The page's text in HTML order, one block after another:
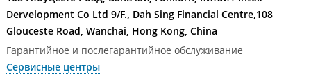
Dervelopment Co Ltd 9/F., Dah Sing Financial Centre,108
Glouceste Road, Wanchai, Hong Kong, China
Гарантийное и послегарантийное обслуживание
Сервисные центры